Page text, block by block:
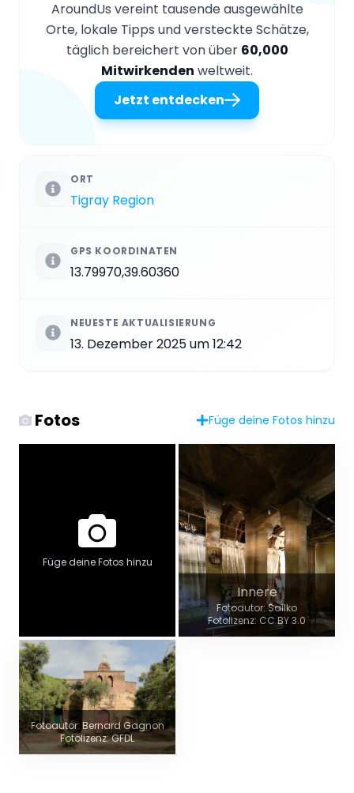
AroundUs vereint tausende ausgewählte
Orte, lokale Tipps und versteckte Schätze,
täglich bereichert von über 60,000
Mitwirkenden weltweit.
Jetzt entdecken
ORT
Tigray Region
GPS KOORDINATEN
13.79970,39.60360
NEUESTE AKTUALISIERUNG
13. Dezember 2025 um 12:42
Fotos Füge deine Fotos hinzu
Füge deine Fotos hinzu
Innere
Fotoautor: Sailko
Fotolizenz: CC BY 3.0
Fotoautor: Bernard Gagnon
Fotolizenz: GFDL